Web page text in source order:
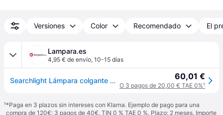
Versiones Color Recomendado El
Lampara.es
4,95 € de envío, 10-15 días
Searchlight Lámpara colgante Vibrant, atenuable, Rojo, Salón / Comedor, Aluminio, Moderno, Lámpara colgante 60,01 €
O 3 pagos de 20,00 € TAE 0%¹
¹*Paga en 3 plazos sin intereses con Klarna. Ejemplo de pago para una
compra de 120€: 3 pagos de 40€, TIN 0 % TAE 0 %. Plazo: 2 meses. Importe